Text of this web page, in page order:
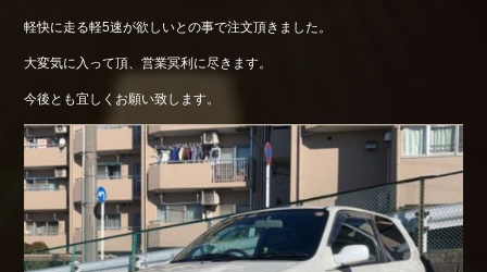
軽快に走る軽5速が欲しいとの事で注文頂きました。
大変気に入って頂、営業冥利に尽きます。
今後とも宜しくお願い致します。